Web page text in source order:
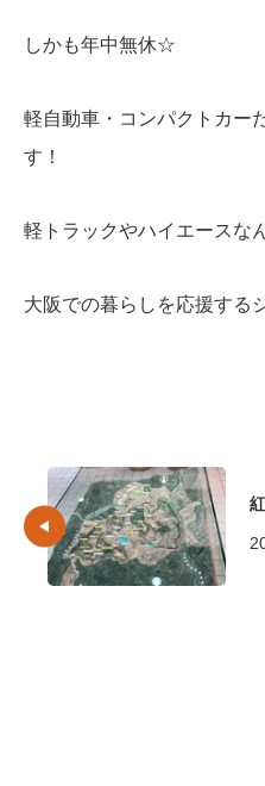
しかも年中無休☆
軽自動車・コンパクトカー
す！
軽トラックやハイエースな
大阪での暮らしを応援する